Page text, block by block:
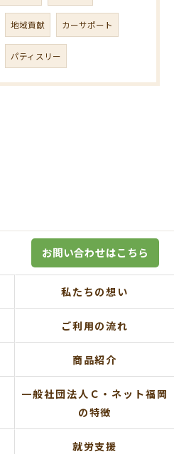
地域貢献 カーサポート
パティスリー
お問い合わせはこちら
私たちの想い
ご利用の流れ
商品紹介
一般社団法人Ｃ・ネット福岡
の特徴
就労支援